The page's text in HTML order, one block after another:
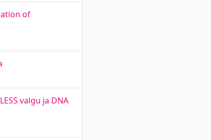
of
valgu ja DNA